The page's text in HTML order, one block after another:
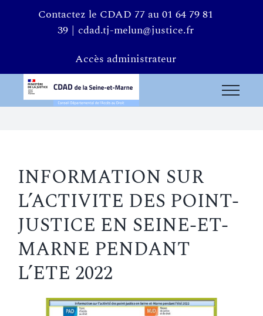
Contactez le CDAD 77 au 01 64 79 81
39 | cdad.tj-melun@justice.fr
Accès administrateur
INFORMATION SUR
L’ACTIVITE DES POINT-
JUSTICE EN SEINE-ET-
MARNE PENDANT
L’ETE 2022